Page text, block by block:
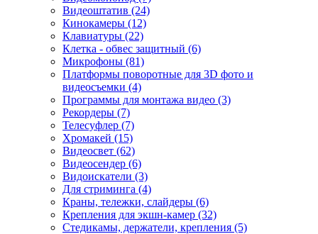
Видеоштатив (24)
Кинокамеры (12)
Клавиатуры (22)
Клетка - обвес защитный (6)
Микрофоны (81)
Платформы поворотные для 3D фото и
видеосъемки (4)
Программы для монтажа видео (3)
Рекордеры (7)
Телесуфлер (7)
Хромакей (15)
Видеосвет (62)
Видеосендер (6)
Видоискатели (3)
Для стриминга (4)
Краны, тележки, слайдеры (6)
Крепления для экшн-камер (32)
Стедикамы, держатели, крепления (5)